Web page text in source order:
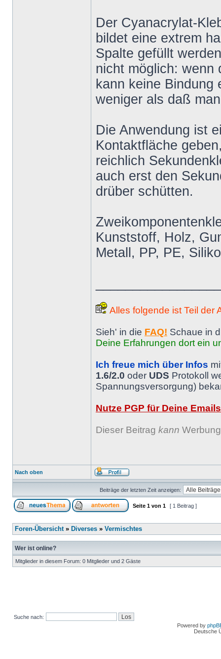
Der Cyanacrylat-
bildet eine extrem
Spalte gefüllt
nicht möglich: wenn
kann keine Bindung
weniger als daß
Die Anwendung ist
Kontaktfläche
reichlich
auch erst den
drüber schütten.
Kunststoff, Holz,
Metall, PP, PE,
Alles folgende ist Teil der
Sieh' in die FAQ! Schaue in
Deine Erfahrungen dort ein
Ich freue mich über Infos
1.6/2.0 oder UDS Protokoll
Spannungsversorgung)
Nutze PGP für Deine
Dieser Beitrag kann
Nach oben
Beiträge der letzten Zeit anzeigen:
Seite 1 von 1 [ 1 Beitrag ]
Foren-Übersicht» Diverses » Vermischtes
Wer ist online?
Mitglieder in diesem Forum: 0 Mitglieder und 2 Gäste
Suche nach:
Powered by
Deutsche